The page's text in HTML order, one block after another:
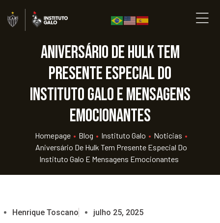
Aniversário de Hulk tem
presente especial do
Instituto Galo e mensagens
emocionantes
Homepage • Blog • Instituto Galo • Noticias •
Aniversário De Hulk Tem Presente Especial Do
Instituto Galo E Mensagens Emocionantes
Henrique Toscano julho 25, 2025